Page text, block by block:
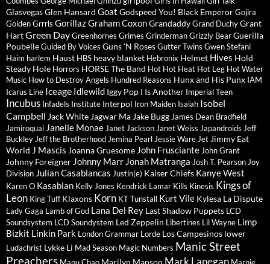
GlasvegasGlen Hansard Goat Godspeed You! Black EmperorGojira
Golden Grrrls GorillazGraham CoxonGrandaddyGrand DuchyGrant
HartGreen DayGreenhornes Grimes GrindermanGrizzly BearGuerilla
PoubelleGuided By Voices Guns 'N RosesGutter Twins Gwen Stefani
Haim harlem Haust HBS heavy blanket Hebronix Helmet Hives Hold
Steady Hole Horrors HORSE The Band Hot Hot Heat Hot Leg Hot Water
Music How to Destroy Angels Hundred Reasons Hunx and His Punx IAM
Icarus Line Iceage Idlewild Iggy Pop I Is Another Imperial Teen
Incubus Infadels Institute Interpol Iron Maiden Isaïah Isobel
Campbell Jack White Jagwar Ma Jake Bugg James Dean Bradfield
Jamiroquai Janelle Monae Janet Jackson Janet Weiss Japandroids Jeff
Buckley Jeff the Brotherhood Jemina Pearl Jessie Ware Jet Jimmy Eat
World J Mascis Joanna Gruesome John Frusciante John Grant
Johnny Foreigner Johnny Marr Jonah Matranga Josh T. Pearson Joy
Division Julian Casablancas Justin(e) Kaiser Chiefs Kanye West
Karen O Kasabian Kelly Jones Kendrick Lamar Kills Kinesis Kings of
Leon King Tuff Klaxons Korn KT Tunstall Kurt Vile Kylesa La Dispute
Lady Gaga Lamb of God Lana Del Rey Last Shadow Puppets LCD
Soundsystem LCD Soundystem Led Zeppelin Libertines Lil Wayne Limp
Bizkit Linkin Park London Grammar Lorde Los Campesinos lower
Ludachrist Lykke Li Mad Season Magic Numbers Manic Street
Preachers
Marilyn Manson Mark Lanegan